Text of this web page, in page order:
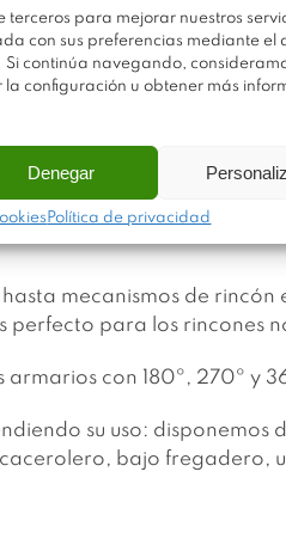
terceros para mejorar nuestros
con sus preferencias mediante el
continúa navegando,
configuración u obtener más
Denegar
Política de privacidad
rendimiento a tus
y cestos para cajones
que puedas imaginar,
mecanismos de
perfecto para los rincones
con 180º, 270º y
su uso:
bajo fregadero,